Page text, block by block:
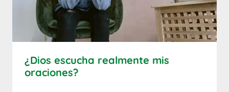
¿Dios escucha realmente mis
oraciones?